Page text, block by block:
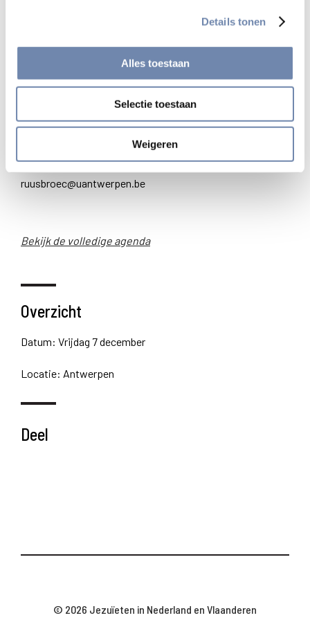
Details tonen
Alles toestaan
Selectie toestaan
Weigeren
Vrijdag 7 december 2018, van 14 tot 18 uur
Kapel Klooster Grauwzusters
UAntwerpen, Stadscampus
Lange Sint-Annastraat 7, 2000 Antwerpen
Voor meer informatie kunt u ook mailen naar
ruusbroec@uantwerpen.be
Bekijk de volledige agenda
Overzicht
Datum: Vrijdag 7 december
Locatie: Antwerpen
Deel
© 2026 Jezuïeten in Nederland en Vlaanderen